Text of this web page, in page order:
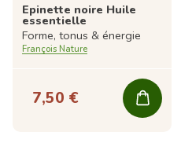
Epinette noire Huile
essentielle
Forme, tonus & énergie
François Nature
7,50 €